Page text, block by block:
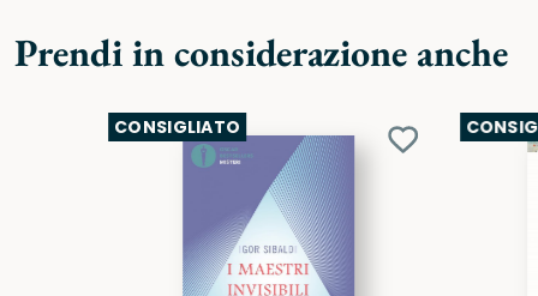
Prendi in considerazione anche
CONSIGLIATO
Aggiungi